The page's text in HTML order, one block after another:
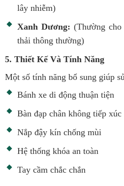
lây nhiễm)
Xanh Dương: (Thường
thải thông thường)
5. Thiết Kế Và Tính Năng
Một số tính năng bổ sung giúp
Bánh xe di động thuận tiện
Bàn đạp chân không tiếp xúc
Nắp đậy kín chống mùi
Hệ thống khóa an toàn
Tay cầm chắc chắn